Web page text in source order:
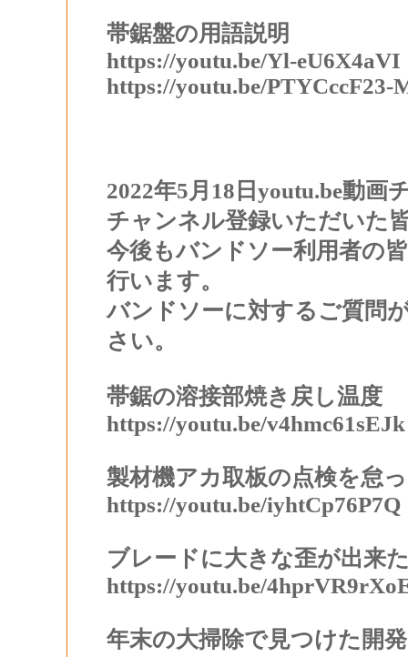
帯鋸盤の用語説明
https://youtu.be/Yl-eU6X4aVI
https://youtu.be/PTYCccF23-
2022年5月18日youtu.be動画
チャンネル登録いただいた
今後もバンドソー利用者の
行います。
バンドソーに対するご質問
さい。
帯鋸の溶接部焼き戻し温度
https://youtu.be/v4hmc61sEJk
製材機アカ取板の点検を怠
https://youtu.be/iyhtCp76P7Q
ブレードに大きな歪が出来
https://youtu.be/
年末の大掃除で見つけた開